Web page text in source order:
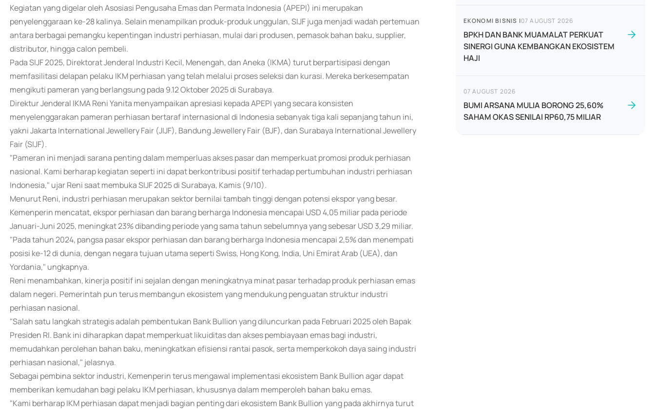
Kegiatan yang digelar oleh Asosiasi Pengusaha Emas dan Permata Indonesia (APEPI) ini merupakan
penyelenggaraan ke-28 kalinya. Selain menampilkan produk-produk unggulan, SIJF juga menjadi wadah pertemuan
antara berbagai pemangku kepentingan industri perhiasan, mulai dari produsen, pemasok bahan baku, supplier,
distributor, hingga calon pembeli.
Pada SIJF 2025, Direktorat Jenderal Industri Kecil, Menengah, dan Aneka (IKMA) turut berpartisipasi dengan
memfasilitasi delapan pelaku IKM perhiasan yang telah melalui proses seleksi dan kurasi. Mereka berkesempatan
mengikuti pameran yang berlangsung pada 9.12 Oktober 2025 di Surabaya.
Direktur Jenderal IKMA Reni Yanita menyampaikan apresiasi kepada APEPI yang secara konsisten
menyelenggarakan pameran perhiasan bertaraf internasional di Indonesia sebanyak tiga kali sepanjang tahun ini,
yakni Jakarta International Jewellery Fair (JIJF), Bandung Jewellery Fair (BJF), dan Surabaya International Jewellery
Fair (SIJF).
"Pameran ini menjadi sarana penting dalam memperluas akses pasar dan memperkuat promosi produk perhiasan
nasional. Kami berharap kegiatan seperti ini dapat berkontribusi positif terhadap pertumbuhan industri perhiasan
Indonesia," ujar Reni saat membuka SIJF 2025 di Surabaya, Kamis (9/10).
Menurut Reni, industri perhiasan merupakan sektor bernilai tambah tinggi dengan potensi ekspor yang besar.
Kemenperin mencatat, ekspor perhiasan dan barang berharga Indonesia mencapai USD 4,05 miliar pada periode
Januari-Juni 2025, meningkat 23% dibanding periode yang sama tahun sebelumnya yang sebesar USD 3,29 miliar.
"Pada tahun 2024, pangsa pasar ekspor perhiasan dan barang berharga Indonesia mencapai 2,5% dan menempati
posisi ke-12 di dunia, dengan negara tujuan utama seperti Swiss, Hong Kong, India, Uni Emirat Arab (UEA), dan
Yordania," ungkapnya.
Reni menambahkan, kinerja positif ini sejalan dengan meningkatnya minat pasar terhadap produk perhiasan emas
dalam negeri. Pemerintah pun terus membangun ekosistem yang mendukung penguatan struktur industri
perhiasan nasional.
"Salah satu langkah strategis adalah pembentukan Bank Bullion yang diluncurkan pada Februari 2025 oleh Bapak
Presiden RI. Bank ini diharapkan dapat memperkuat likuiditas dan akses pembiayaan emas bagi industri,
memudahkan perolehan bahan baku, meningkatkan efisiensi rantai pasok, serta memperkokoh daya saing industri
perhiasan nasional," jelasnya.
Sebagai pembina sektor industri, Kemenperin terus mengawal implementasi ekosistem Bank Bullion agar dapat
memberikan kemudahan bagi pelaku IKM perhiasan, khususnya dalam memperoleh bahan baku emas.
"Kami berharap IKM perhiasan dapat menjadi bagian penting dari ekosistem Bank Bullion yang pada akhirnya turut
EKONOMI BISNIS |07 AUGUST 2026
BPKH DAN BANK MUAMALAT PERKUAT
SINERGI GUNA KEMBANGKAN EKOSISTEM
HAJI
07 AUGUST 2026
BUMI ARSANA MULIA BORONG 25,60%
SAHAM OKAS SENILAI RP60,75 MILIAR